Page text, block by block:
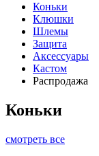
Коньки
Клюшки
Шлемы
Защита
Аксессуары
Кастом
Распродажа
Коньки
смотреть все